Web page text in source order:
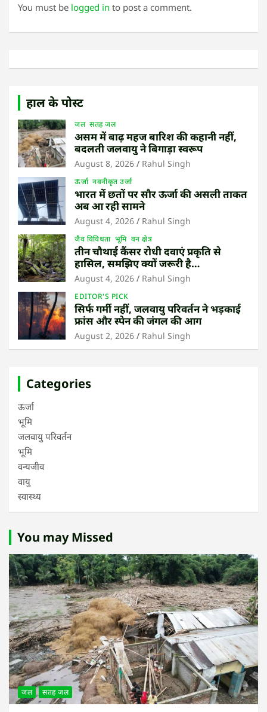
You must be logged in to post a comment.
हाल के पोस्ट
जल सतह जल
असम में बाढ़ महज बारिश की कहानी नहीं,
बदलती जलवायु ने बिगाड़ा स्वरूप
August 8, 2026 Rahul Singh
ऊर्जा नवनीकृत उर्जा
भारत में छतों पर सौर ऊर्जा की असली ताकत
अब आ रही सामने
August 4, 2026 Rahul Singh
जैव विविधता भूमि वन क्षेत्र
तीन चौथाई कैंसर रोधी दवाएं प्रकृति से
हासिल, समझिए क्यों जरूरी है
उष्णकटिबंधीय जंगल बचाना
August 4, 2026 Rahul Singh
EDITOR'S PICK
सिर्फ गर्मी नहीं, जलवायु परिवर्तन ने भड़काई
फ्रांस और स्पेन की जंगल की आग
August 2, 2026 Rahul Singh
Categories
ऊर्जा
भूमि
जलवायु परिवर्तन
भूमि
वन्यजीव
वायु
स्वास्थ्य
You may Missed
जल सतह जल